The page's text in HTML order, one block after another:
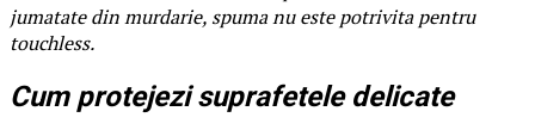
jumatate din murdarie, spuma nu este potrivita pentru
touchless.
Cum protejezi suprafetele delicate